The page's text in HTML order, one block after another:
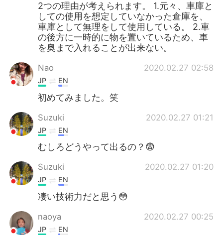
2つの理由が考えられます。 1.元々、車庫と
しての使用を想定していなかった倉庫を、
車庫として無理をして使用している。 2.車
の後方に一時的に物を置いているため、車
を奥まで入れることが出来ない。
Nao 2020.02.27 02:58
JP EN
初めてみました。笑
Suzuki 2020.02.27 01:21
JP EN
むしろどうやって出るの？😨
Suzuki 2020.02.27 01:20
JP EN
凄い技術力だと思う😳
naoya 2020.02.27 00:25
JP EN